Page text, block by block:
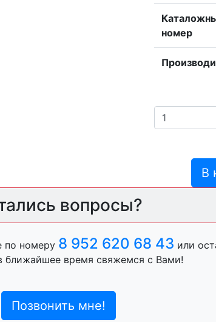
номер
В
вопросы?
по номеру 8 952 620 68 43 или
ближайшее время свяжемся с Вами!
Позвонить мне!